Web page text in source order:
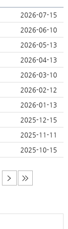
2026-07-15
2026-06-10
2026-05-13
2026-04-13
2026-03-10
2026-02-12
2026-01-13
2025-12-15
2025-11-11
2025-10-15